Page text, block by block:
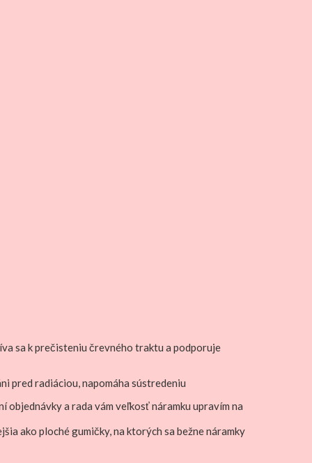
sa k prečisteniu črevného traktu a podporuje
pred radiáciou, napomáha sústredeniu
objednávky a rada vám veľkosť náramku upravím na
ako ploché gumičky, na ktorých sa bežne náramky